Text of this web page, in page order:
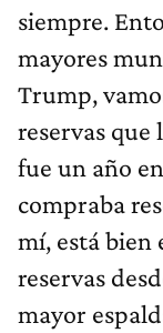
siempre.
mayores
Trump,
reservas que
fue un año
compraba
mí, está bien
reservas
mayor